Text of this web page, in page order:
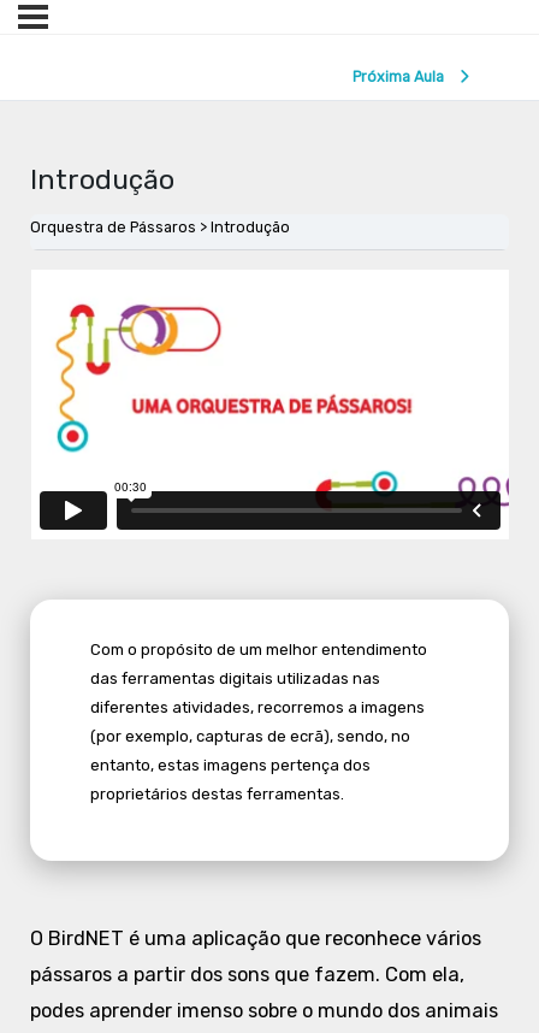
Próxima Aula
Introdução
Orquestra de Pássaros Introdução
Com o propósito de um melhor entendimento
das ferramentas digitais utilizadas nas
diferentes atividades, recorremos a imagens
(por exemplo, capturas de ecrã), sendo, no
entanto, estas imagens pertença dos
proprietários destas ferramentas.
O BirdNET é uma aplicação que reconhece vários
pássaros a partir dos sons que fazem. Com ela,
podes aprender imenso sobre o mundo dos animais